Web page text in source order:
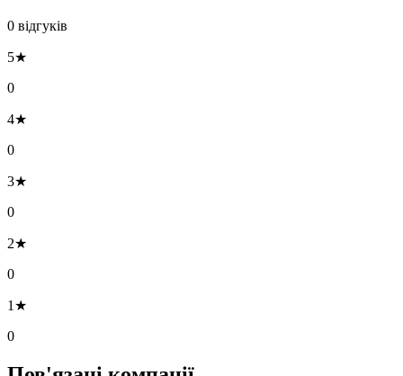
0 відгуків
5★
0
4★
0
3★
0
2★
0
1★
0